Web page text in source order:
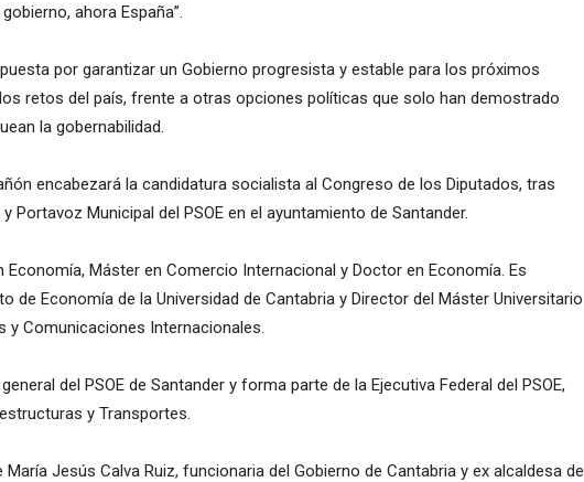
ahora España”.
por garantizar un Gobierno progresista y estable para los próximos
retos del país, frente a otras opciones políticas que solo han demostrado
la gobernabilidad.
encabezará la candidatura socialista al Congreso de los Diputados, tras
Portavoz Municipal del PSOE en el ayuntamiento de Santander.
Economía, Máster en Comercio Internacional y Doctor en Economía. Es
de Economía de la Universidad de Cantabria y Director del Máster Universitario
y Comunicaciones Internacionales.
del PSOE de Santander y forma parte de la Ejecutiva Federal del PSOE,
y Transportes.
María Jesús Calva Ruiz, funcionaria del Gobierno de Cantabria y ex alcaldesa de